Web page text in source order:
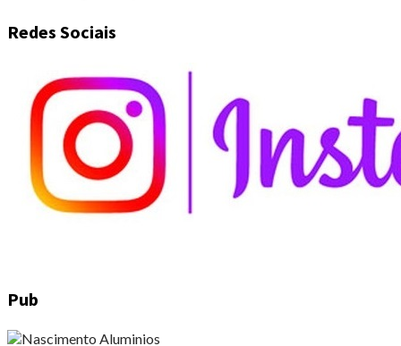
Redes Sociais
Pub